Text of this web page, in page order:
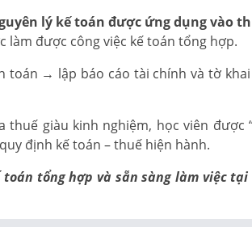
lý kế toán được ứng dụng vào
làm được công việc kế toán tổng hợp.
→ lập báo cáo tài chính và tờ
giàu kinh nghiệm, học viên được
định kế toán – thuế hiện hành.
tổng hợp và sẵn sàng làm việc